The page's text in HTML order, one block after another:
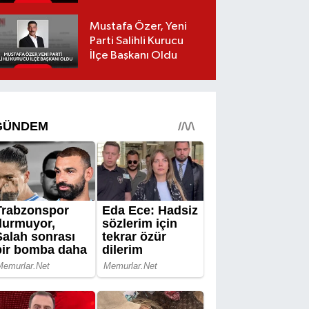
Mustafa Özer, Yeni
Parti Salihli Kurucu
İlçe Başkanı Oldu